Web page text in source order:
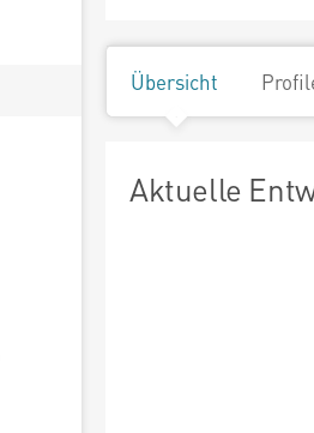
Übersicht
Aktuelle